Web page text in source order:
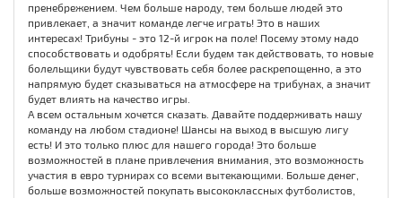
пренебрежением. Чем больше народу, тем больше людей это
привлекает, а значит команде легче играть! Это в наших
интересах! Трибуны - это 12-й игрок на поле! Посему этому надо
способствовать и одобрять! Если будем так действовать, то новые
болельщики будут чувствовать себя более раскрепощенно, а это
напрямую будет сказываться на атмосфере на трибунах, а значит
будет влиять на качество игры.
А всем остальным хочется сказать. Давайте поддерживать нашу
команду на любом стадионе! Шансы на выход в высшую лигу
есть! И это только плюс для нашего города! Это больше
возможностей в плане привлечения внимания, это возможность
участия в евро турнирах со всеми вытекающими. Больше денег,
больше возможностей покупать высококлассных футболистов,